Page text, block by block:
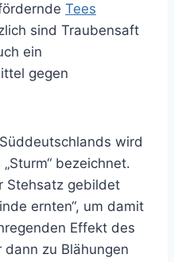
Tees
sind Traubensaft
ein
gegen
wird
bezeichnet.
Stehsatz gebildet
ernten“, um damit
Effekt des
zu Blähungen